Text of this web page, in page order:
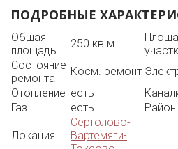
СТЕНЫ - кирпич, толщина 700 см.
ВНУТРИ выполнена ОТДЕЛКА
под финишную отделку,
ПОЛЫ выровнены (полусухая
кафель,
СТЕНЫ оштукатурены, о ткосы и
установлены, разведены по
сети: электричество, ТВ, ХВС и
косвенного нагрева),
ОТОПЛЕНИЕ от котельной
ПОДРОБНЫЕ
Общая
площадь
250 кв.м.
Состояние
ремонта
Косм. ремонт
Отопление есть
Газ
есть Район
Локация
Сертолово-
Вартемяги-